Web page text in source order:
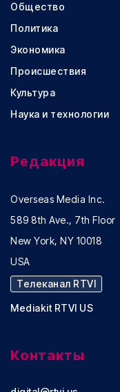
Общество
Политика
Экономика
Происшествия
Культура
Наука и технологии
Редакция
Overseas Media Inc.
589 8th Ave., 7th Floor
New York, NY 10018
USA
Телеканал RTVI
Mediakit RTVI US
Контакты